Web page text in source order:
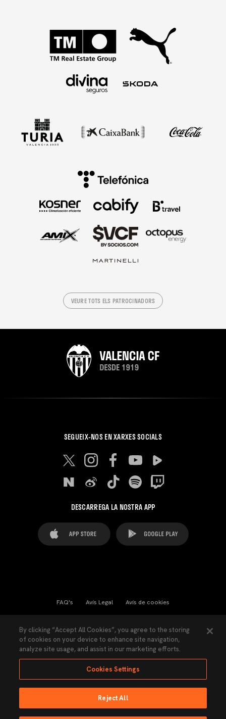
VEURE TOTS ELS PATROCINADORS
SEGUEIX-NOS EN XARXES SOCIALS
DESCARREGA LA NOSTRA APP
FAQ's Avís Legal Avís de cookies
Llei de Transparència Política de Privacitat
Accessibilitat
Ninguna parte de esta página puede ser reproducida sin el permiso del Valencia
By clicking “Accept All Cookies”, you agree to the storing
of cookies on your device to enhance site navigation,
analyze site usage, and assist in our marketing efforts.
Cookies Settings
Reject All